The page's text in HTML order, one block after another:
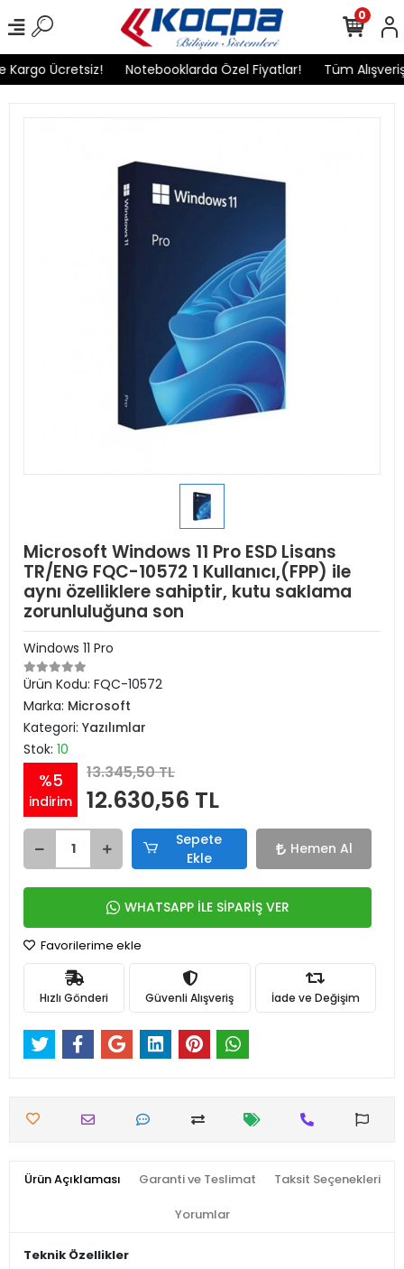
Ücretsiz! Notebooklarda Özel Fiyatlar! Tüm
0
Microsoft Windows 11 Pro ESD Lisans
TR/ENG FQC-10572 1 Kullanıcı,(FPP) ile
aynı özelliklere sahiptir, kutu saklama
zorunluluğuna son
Windows 11 Pro
Ürün Kodu: FQC-10572
Marka: Microsoft
Kategori: Yazılımlar
Stok: 10
%5
indirim
13.345,50 TL
12.630,56 TL
Sepete
Ekle
Hemen Al
WHATSAPP İLE SİPARİŞ VER
Favorilerime ekle
Hızlı Gönderi Güvenli Alışveriş İade ve Değişim
Ürün Açıklaması Garanti ve Teslimat Taksit Seçenekleri
Yorumlar
Teknik Özellikler